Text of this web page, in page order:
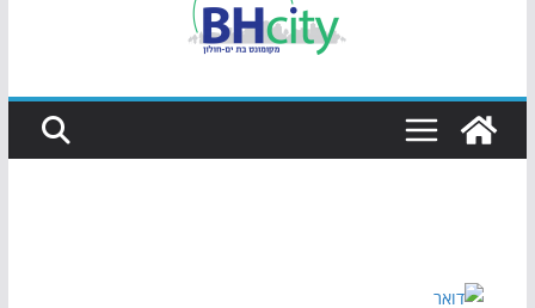
הקיץ של בני הנוער בבת־ים: חוף הריביירה הופך למרחב
בטוח בשעות הערב